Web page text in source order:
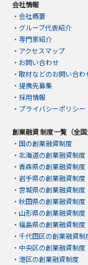
会社情報
・ 会社概要
・ グループ代表紹介
・ 専門家紹介
・ アクセスマップ
・ お問い合わせ
・ 取材などのお問い合わ
・ 提携先募集
・ 採用情報
・ プライバシーポリシー
創業融資 制度一覧（全国
・ 国の創業融資制度
・ 北海道の創業融資制度
・ 青森県の創業融資制度
・ 岩手県の創業融資制度
・ 宮城県の創業融資制度
・ 秋田県の創業融資制度
・ 山形県の創業融資制度
・ 福島県の創業融資制度
・ 千代田区の創業融資制
・ 中央区の創業融資制度
・ 港区の創業融資制度